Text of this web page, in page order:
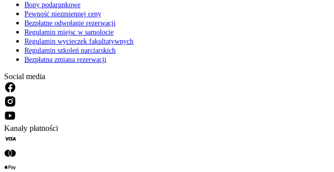
Bony podarunkowe
Pewność niezmiennej ceny
Bezpłatne odwołanie rezerwacji
Regulamin miejsc w samolocie
Regulamin wycieczek fakultatywnych
Regulamin szkoleń narciarskich
Bezpłatna zmiana rezerwacji
Social media
Kanały płatności